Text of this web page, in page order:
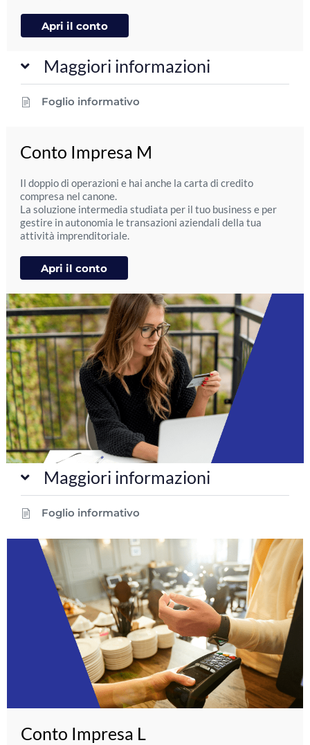
Apri il conto
Maggiori informazioni
Foglio informativo
Conto Impresa M
Il doppio di operazioni e hai anche la carta di credito
compresa nel canone.
La soluzione intermedia studiata per il tuo business e per
gestire in autonomia le transazioni aziendali della tua
attività imprenditoriale.
Apri il conto
Maggiori informazioni
Foglio informativo
Conto Impresa L